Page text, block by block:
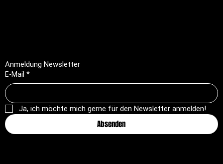
Anmeldung Newsletter
E-Mail *
Ja, ich möchte mich gerne für den Newsletter anmelden!
Absenden